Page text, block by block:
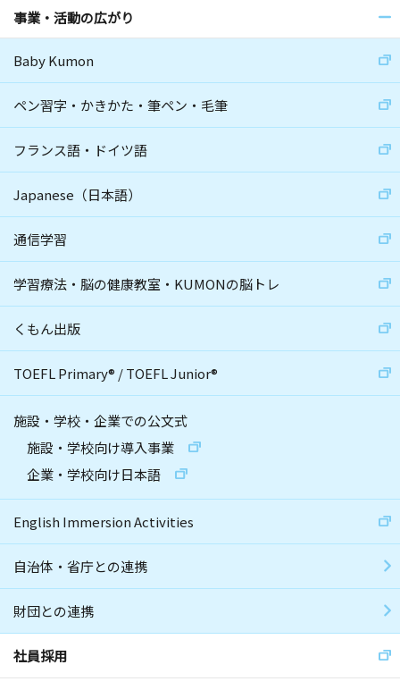
事業・活動の広がり
Baby Kumon
ペン習字・かきかた・筆ペン・毛筆
フランス語・ドイツ語
Japanese（日本語）
通信学習
学習療法・脳の健康教室・KUMONの脳トレ
くもん出版
TOEFL Primary® /TOEFL Junior®
施設・学校・企業での公文式
施設・学校向け導入事業
企業・学校向け日本語
English Immersion Activities
自治体・省庁との連携
財団との連携
社員採用